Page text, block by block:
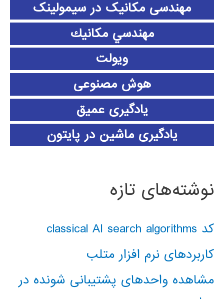
مهندسی مکانیک در سیمولینک
مهندسي مكانيك
ویولت
هوش مصنوعی
یادگیری عمیق
یادگیری ماشین در پایتون
نوشته‌های تازه
کد classical AI search algorithms
کاربردهای نرم افزار متلب
مشاهده واحدهای پشتیبانی شونده در